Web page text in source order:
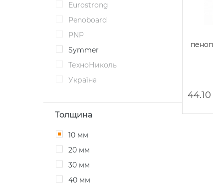
Eurostrong
Penoboard
PNP
Symmer
ТехноНиколь
Україна
Толщина
10 мм
20 мм
30 мм
40 мм